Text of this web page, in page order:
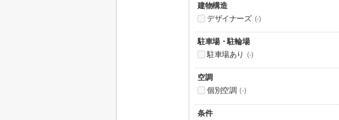
建物構造
デザイナーズ (-)
駐車場・駐輪場
駐車場あり
(-)
空調
個別空調 (-)
条件